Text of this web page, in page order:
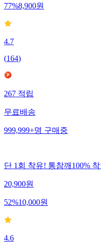
77%8,900원
4.7
(164)
267 적립
무료배송
999,999+명 구매중
단 1회 착유! 통참깨100%
20,900원
52%10,000원
4.6